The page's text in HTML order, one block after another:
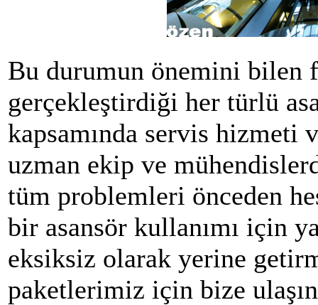
Bu durumun önemini bilen
gerçekleştirdiği her türlü
kapsamında servis
uzman ekip ve
tüm problemleri önceden
bir asansör kullanımı için
eksiksiz olarak yerine
paketlerimiz için bize